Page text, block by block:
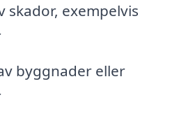
skador, exempelvis
byggnader eller